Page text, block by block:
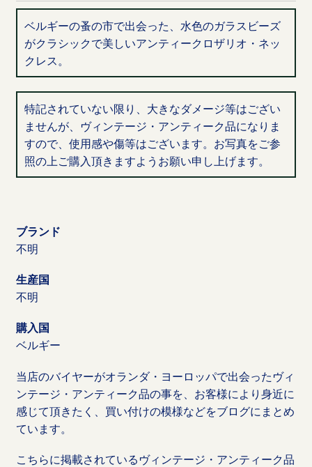
ベルギーの蚤の市で出会った、水色のガラスビーズ
がクラシックで美しいアンティークロザリオ・ネッ
クレス。
特記されていない限り、大きなダメージ等はござい
ませんが、ヴィンテージ・アンティーク品になりま
すので、使用感や傷等はございます。お写真をご参
照の上ご購入頂きますようお願い申し上げます。
ブランド
不明
生産国
不明
購入国
ベルギー
当店のバイヤーがオランダ・ヨーロッパで出会ったヴィ
ンテージ・アンティーク品の事を、お客様により身近に
感じて頂きたく、買い付けの模様などをブログにまとめ
ています。
こちらに掲載されているヴィンテージ・アンティーク品